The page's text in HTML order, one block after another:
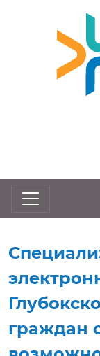
граждан